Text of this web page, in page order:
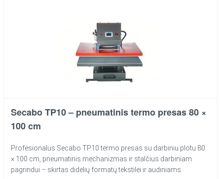
Secabo TP10 – pneumatinis termo presas 80 ×
100 cm
Profesionalus Secabo TP10 termo presas su darbiniu plotu 80
× 100 cm, pneumatinis mechanizmas ir stalčius darbiniam
pagrindui – skirtas didelių formatų tekstilei ir audiniams.